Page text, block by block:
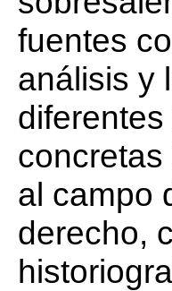
fuentes
análisis y
al campo
derecho,